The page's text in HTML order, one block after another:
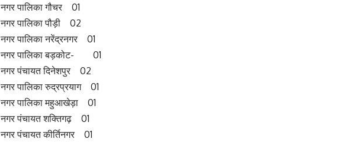
नगर पालिका गौचर 01
नगर पालिका पौड़ी 02
नगर पालिका नरेंद्रनगर 01
नगर पालिका बड़कोट- 01
नगर पंचायत दिनेशपुर 02
नगर पालिका रुद्रप्रयाग 01
नगर पालिका महुआखेड़ा 01
नगर पंचायत शक्तिगढ़ 01
नगर पंचायत कीर्तिनगर 01